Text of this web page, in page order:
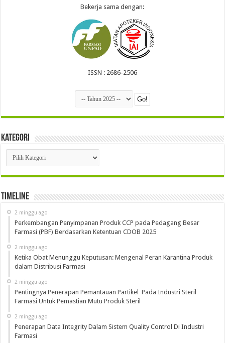
Bekerja sama dengan:
ISSN : 2686-2506
Kategori
Kategori
Timeline
2 minggu ago
Perkembangan Penyimpanan Produk CCP pada Pedagang Besar
Farmasi (PBF) Berdasarkan Ketentuan CDOB 2025
2 minggu ago
Ketika Obat Menunggu Keputusan: Mengenal Peran Karantina Produk
dalam Distribusi Farmasi
2 minggu ago
Pentingnya Penerapan Pemantauan Partikel Pada Industri Steril
Farmasi Untuk Pemastian Mutu Produk Steril
2 minggu ago
Penerapan Data Integrity Dalam Sistem Quality Control Di Industri
Farmasi